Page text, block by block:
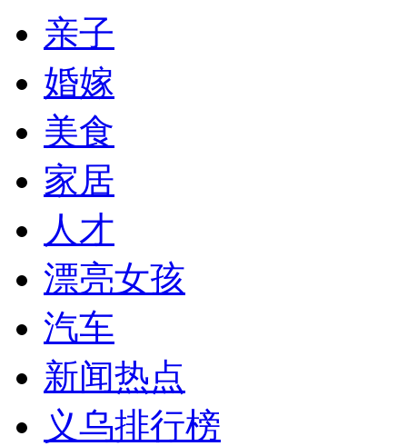
亲子
婚嫁
美食
家居
人才
漂亮女孩
汽车
新闻热点
义乌排行榜